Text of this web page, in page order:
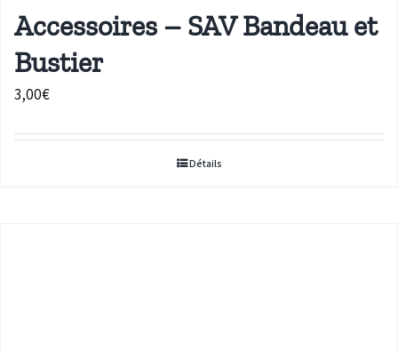
Accessoires – SAV Bandeau et
Bustier
3,00€
Détails